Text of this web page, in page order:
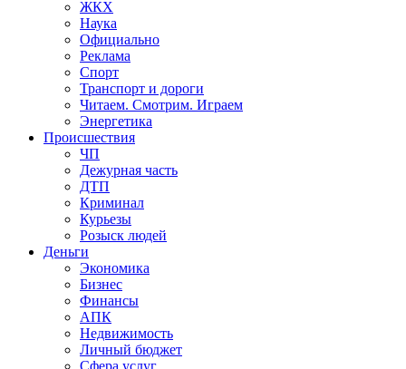
ЖКХ
Наука
Официально
Реклама
Спорт
Транспорт и дороги
Читаем. Смотрим. Играем
Энергетика
Происшествия
ЧП
Дежурная часть
ДТП
Криминал
Курьезы
Розыск людей
Деньги
Экономика
Бизнес
Финансы
АПК
Недвижимость
Личный бюджет
Сфера услуг